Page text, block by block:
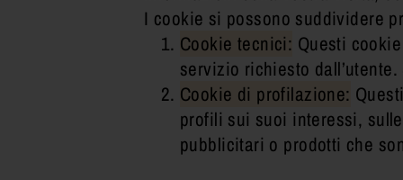
Tecniche della
luoghi di lavoro
Tecniche di
Terapia Occupazionale
Panoramica di tutti
I cookie si possono suddividere
Cookie tecnici: Questi
servizio richiesto
Cookie di profilazione:
profili sui suoi interessi,
pubblicitari o prodotti che